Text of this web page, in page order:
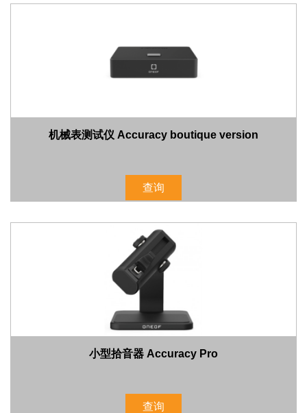
机械表测试仪 Accuracy boutique version
查询
小型拾音器 Accuracy Pro
查询